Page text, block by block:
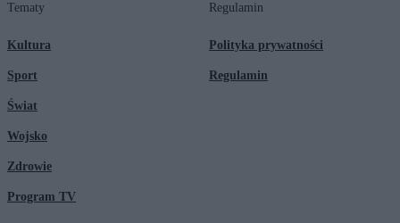
Tematy
Kultura
Sport
Świat
Wojsko
Zdrowie
Program TV
Regulamin
Polityka prywatności
Regulamin